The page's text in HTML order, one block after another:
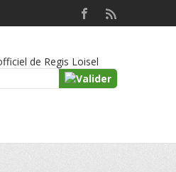
de Regis Loisel